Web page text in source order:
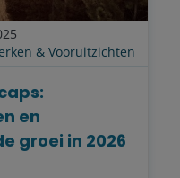
& Vooruitzichten
en
groei in 2026